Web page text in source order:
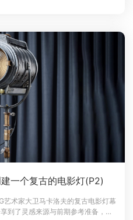
一个复古的电影灯(P2)
术家大卫马卡洛夫的复古电影灯幕
到了灵感来源与前期参考准备，中